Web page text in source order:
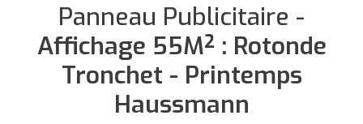
Panneau Publicitaire -
Affichage 55M² : Rotonde
Tronchet - Printemps
Haussmann